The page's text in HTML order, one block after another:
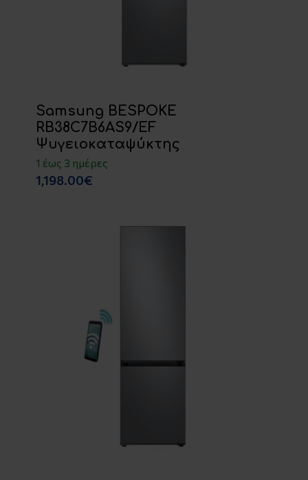
Samsung BESPOKE
RB38C7B6AS9/EF
Ψυγειοκαταψύκτης
1 έως 3 ημέρες
1,198.00€